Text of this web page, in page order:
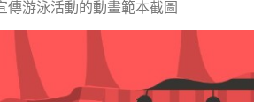
傳游泳活動的動畫範本截圖